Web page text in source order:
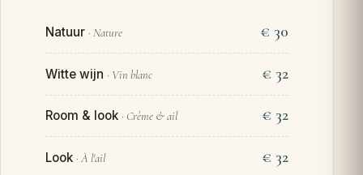
Natuur · Nature € 30
Witte wijn · Vin blanc € 32
Room & look · Crème & ail € 32
Look · À l'ail € 32